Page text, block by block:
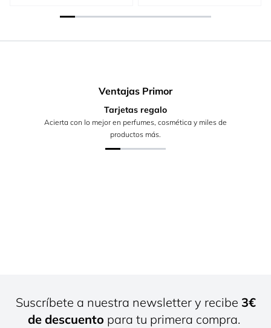
Ventajas Primor
Tarjetas regalo
Acierta con lo mejor en perfumes, cosmética y miles de
productos más.
Suscríbete a nuestra newsletter y recibe 3€
de descuento para tu primera compra.